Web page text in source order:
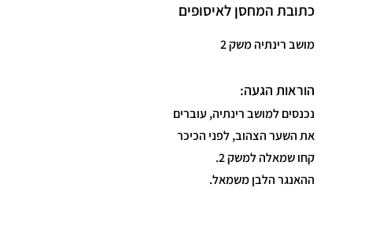
כתובת המחסן לאיסופים
מושב רינתיה משק 2
הוראות הגעה:
נכנסים למושב רינתיה, עוברים
את השער הצהוב, לפני הכיכר
קחו שמאלה למשק 2.
ההאנגר הלבן משמאל.